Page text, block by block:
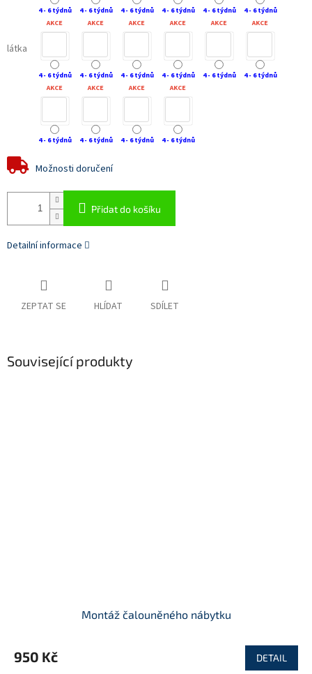
látka
4 - 6 týdnů 4 - 6 týdnů 4 - 6 týdnů 4 - 6 týdnů 4 - 6 týdnů
4 - 6 týdnů
AKCE
4 - 6 týdnů
AKCE
4 - 6 týdnů
AKCE
4 - 6 týdnů
AKCE
4 - 6 týdnů
AKCE
4 - 6 týdnů
AKCE
4 - 6 týdnů
AKCE
4 - 6 týdnů
AKCE
4 - 6 týdnů
AKCE
4 - 6 týdnů
AKCE
4 - 6 týdnů
Možnosti doručení
Přidat do košíku
Detailní informace
ZEPTAT SE HLÍDAT SDÍLET
Související produkty
Montáž čalouněného nábytku
950 Kč DETAIL